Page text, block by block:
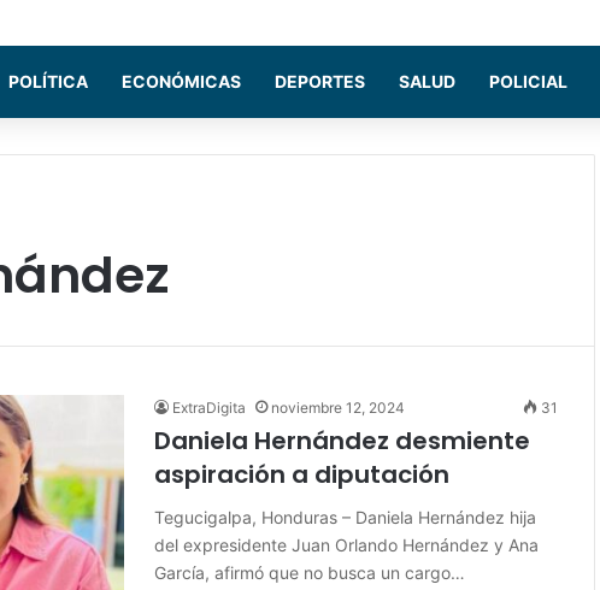
POLÍTICA ECONÓMICAS DEPORTES SALUD POLICIAL
ExtraDigita noviembre 12, 2024 31
Daniela Hernández desmiente
aspiración a diputación
Tegucigalpa, Honduras – Daniela Hernández hija
del expresidente Juan Orlando Hernández y Ana
García, afirmó que no busca un cargo…